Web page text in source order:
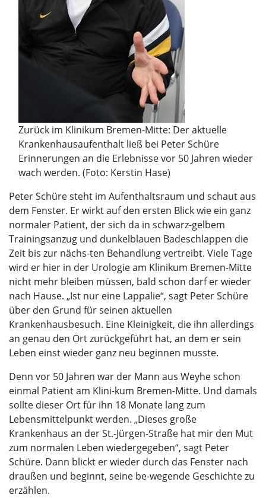
Zurück im Klinikum Bremen-Mitte: Der aktuelle
Krankenhausaufenthalt ließ bei Peter Schüre
Erinnerungen an die Erlebnisse vor 50 Jahren wieder
wach werden. (Foto: Kerstin Hase)
Peter Schüre steht im Aufenthaltsraum und schaut aus
dem Fenster. Er wirkt auf den ersten Blick wie ein ganz
normaler Patient, der sich da in schwarz-gelbem
Trainingsanzug und dunkelblauen Badeschlappen die
Zeit bis zur nächs-ten Behandlung vertreibt. Viele Tage
wird er hier in der Urologie am Klinikum Bremen-Mitte
nicht mehr bleiben müssen, bald schon darf er wieder
nach Hause. „Ist nur eine Lappalie“, sagt Peter Schüre
über den Grund für seinen aktuellen
Krankenhausbesuch. Eine Kleinigkeit, die ihn allerdings
an genau den Ort zurückgeführt hat, an dem er sein
Leben einst wieder ganz neu beginnen musste.
Denn vor 50 Jahren war der Mann aus Weyhe schon
einmal Patient am Klini-kum Bremen-Mitte. Und damals
sollte dieser Ort für ihn 18 Monate lang zum
Lebensmittelpunkt werden. „Dieses große
Krankenhaus an der St.-Jürgen-Straße hat mir den Mut
zum normalen Leben wiedergegeben“, sagt Peter
Schüre. Dann blickt er wieder durch das Fenster nach
draußen und beginnt, seine be-wegende Geschichte zu
erzählen.